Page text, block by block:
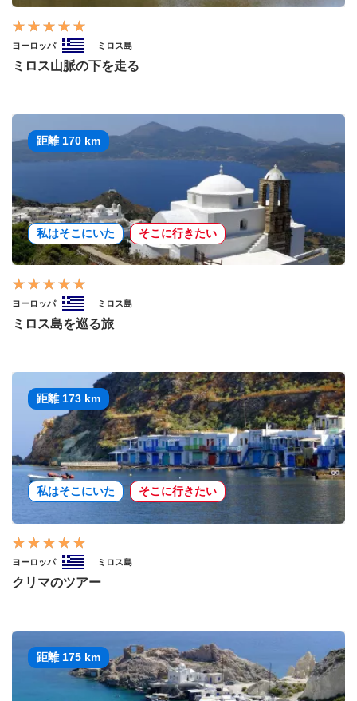
ヨーロッパ ミロス島
ミロス山脈の下を走る
距離 170 km
私はそこにいた そこに行きたい
ヨーロッパ ミロス島
ミロス島を巡る旅
距離 173 km
私はそこにいた そこに行きたい
ヨーロッパ ミロス島
クリマのツアー
距離 175 km